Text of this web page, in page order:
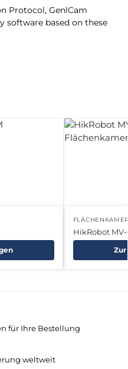
Protocol, GenlCam
software based on these
HikRobot MV-
für Ihre Bestellung
weltweit